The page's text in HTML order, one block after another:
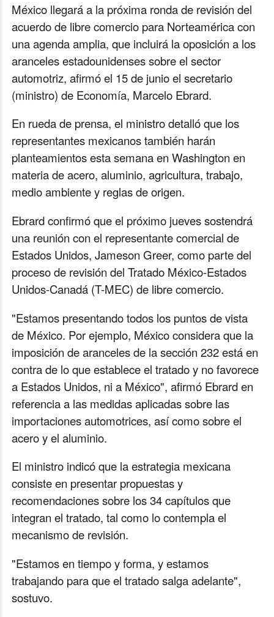
México llegará a la próxima ronda de revisión del
acuerdo de libre comercio para Norteamérica con
una agenda amplia, que incluirá la oposición a los
aranceles estadounidenses sobre el sector
automotriz, afirmó el 15 de junio el secretario
(ministro) de Economía, Marcelo Ebrard.
En rueda de prensa, el ministro detalló que los
representantes mexicanos también harán
planteamientos esta semana en Washington en
materia de acero, aluminio, agricultura, trabajo,
medio ambiente y reglas de origen.
Ebrard confirmó que el próximo jueves sostendrá
una reunión con el representante comercial de
Estados Unidos, Jameson Greer, como parte del
proceso de revisión del Tratado México-Estados
Unidos-Canadá (T-MEC) de libre comercio.
"Estamos presentando todos los puntos de vista
de México. Por ejemplo, México considera que la
imposición de aranceles de la sección 232 está en
contra de lo que establece el tratado y no favorece
a Estados Unidos, ni a México", afirmó Ebrard en
referencia a las medidas aplicadas sobre las
importaciones automotrices, así como sobre el
acero y el aluminio.
El ministro indicó que la estrategia mexicana
consiste en presentar propuestas y
recomendaciones sobre los 34 capítulos que
integran el tratado, tal como lo contempla el
mecanismo de revisión.
"Estamos en tiempo y forma, y estamos
trabajando para que el tratado salga adelante",
sostuvo.